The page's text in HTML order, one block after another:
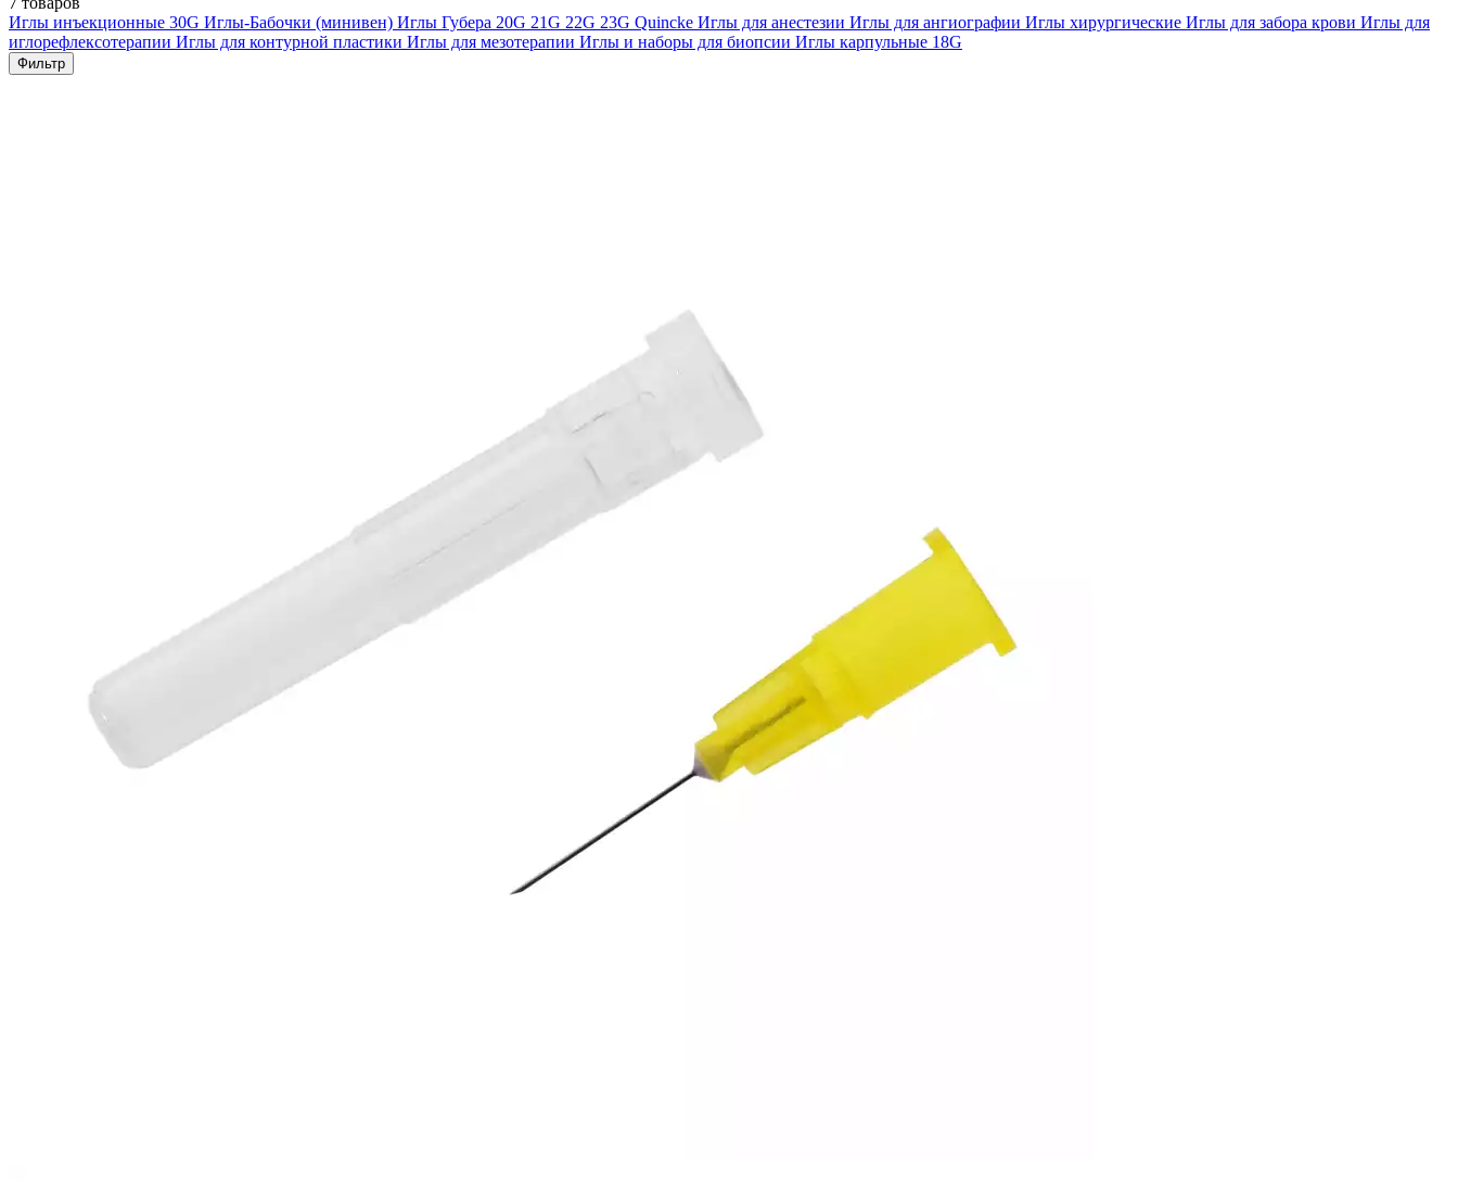
Иглы инъекционные 30G Иглы-Бабочки (минивен) Иглы Губера 20G 21G 22G 23G Quincke Иглы для анестезии Иглы для ангиографии Иглы хирургические Иглы для забора крови Иглы для
иглорефлексотерапии Иглы для контурной пластики Иглы для мезотерапии Иглы и наборы для биопсии Иглы карпульные 18G
Фильтр